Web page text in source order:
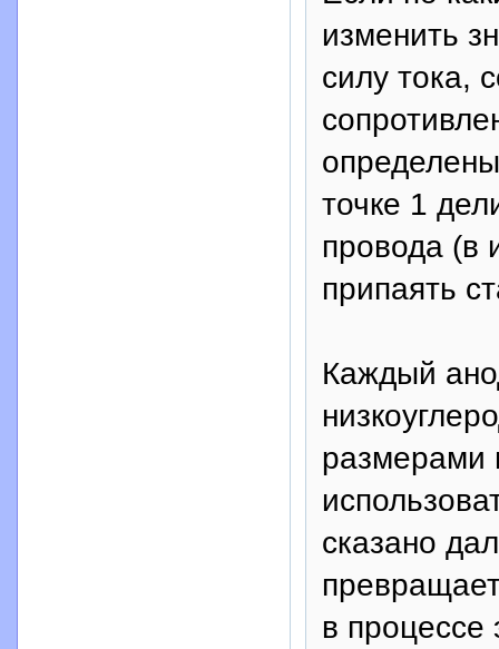
изменить
силу тока,
точке 1
провода (в
припаять
Каждый
размерами
сказано
в процессе